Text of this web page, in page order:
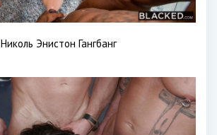
Николь Энистон Гангбанг